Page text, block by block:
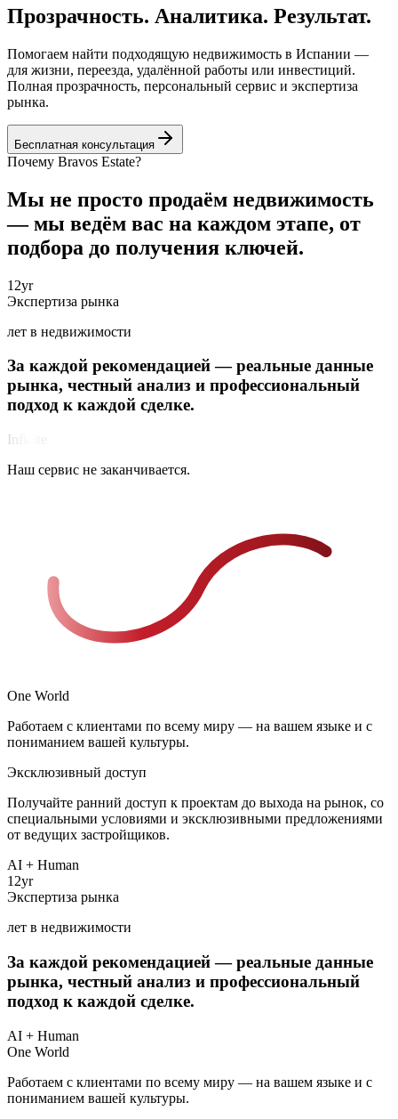
Прозрачность. Аналитика. Результат.
Помогаем найти подходящую недвижимость в Испании —
для жизни, переезда, удалённой работы или инвестиций.
Полная прозрачность, персональный сервис и экспертиза
рынка.
Бесплатная консультация
Почему Bravos Estate?
Мы не просто продаём недвижимость
— мы ведём вас на каждом этапе, от
подбора до получения ключей.
12yr
Экспертиза рынка
лет в недвижимости
Более 12 лет на международном рынке недвижимости.
Глубокая экспертиза в самых востребованных городах Коста-
Бланки, подкреплённая сотнями успешных сделок.
За каждой рекомендацией —реальные данные
рынка, честный анализ и профессиональный
подход к каждой сделке.
проверенные данные и реальные цифры. Мы подходим к
Infinite
Наш сервис не заканчивается.
арендаторов, юридическая поддержка, перепродажа — мы
остаёмся вашей командой столько, сколько нужно.
One World
Работаем с клиентами по всему миру — на вашем языке и с
пониманием вашей культуры.
приоритеты, культуру и ожидания клиентов со всего мира —
и выстраиваем подход индивидуально.
Эксклюзивный доступ
Получайте ранний доступ к проектам до выхода на рынок, со
специальными условиями и эксклюзивными предложениями
от ведущих застройщиков.
Благодаря прямым партнёрствам с ведущими застройщиками
и широкой сети контактов, наши клиенты получают доступ к
AI + Human
Мы не заменяем человека — но время это деньги. Наша
рынка, сравнения объектов и поиска лучших возможностей
12yr
Экспертиза рынка
лет в недвижимости
За каждой рекомендацией —реальные данные
рынка, честный анализ и профессиональный
подход к каждой сделке.
AI + Human
One World
Работаем с клиентами по всему миру — на вашем языке и с
пониманием вашей культуры.